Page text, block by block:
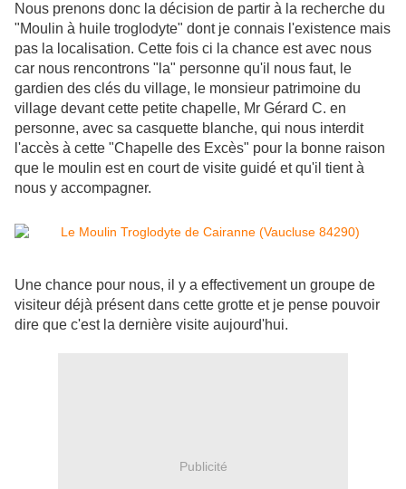
Nous prenons donc la décision de partir à la recherche du
"Moulin à huile troglodyte" dont je connais l'existence mais
pas la localisation. Cette fois ci la chance est avec nous
car nous rencontrons "la" personne qu'il nous faut, le
gardien des clés du village, le monsieur patrimoine du
village devant cette petite chapelle, Mr Gérard C. en
personne, avec sa casquette blanche, qui nous interdit
l'accès à cette "Chapelle des Excès" pour la bonne raison
que le moulin est en court de visite guidé et qu'il tient à
nous y accompagner.
Une chance pour nous, il y a effectivement un groupe de
visiteur déjà présent dans cette grotte et je pense pouvoir
dire que c'est la dernière visite aujourd'hui.
Publicité